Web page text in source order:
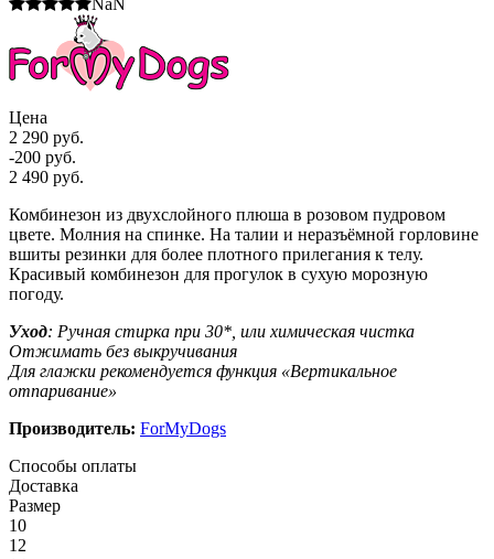
Цена
2 290 руб.
-200 руб.
2 490 руб.
Комбинезон из двухслойного плюша в розовом пудровом
цвете. Молния на спинке. На талии и неразъёмной горловине
вшиты резинки для более плотного прилегания к телу.
Красивый комбинезон для прогулок в сухую морозную
погоду.
Уход: Ручная стирка при 30*, или химическая чистка
Отжимать без выкручивания
Для глажки рекомендуется функция «Вертикальное
отпаривание»
Производитель: ForMyDogs
Способы оплаты
Доставка
Размер
10
12